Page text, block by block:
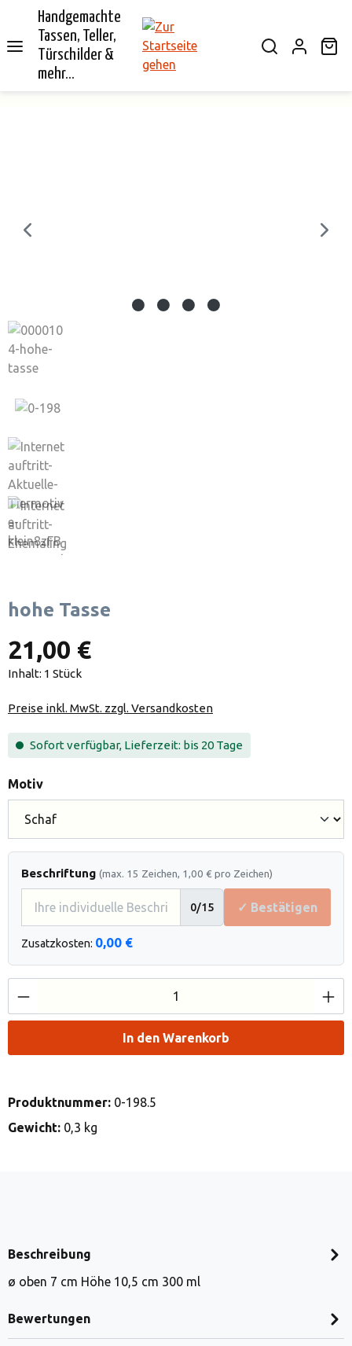
springen
Handgemachte
Tassen, Teller,
Türschilder &
mehr...
hohe Tasse
21,00 €
Inhalt: 1 Stück
Preise inkl. MwSt. zzgl. Versandkosten
Sofort verfügbar, Lieferzeit: bis 20 Tage
Motivauswählen
Beschriftung (max. 15 Zeichen, 1,00 € pro Zeichen)
0/15 ✓ Bestätigen
Zusatzkosten: 0,00 €
Produkt Anzahl: Gib den gewünschten
In den Warenkorb
Produktnummer: 0-198.5
Gewicht: 0,3 kg
Beschreibung
ø oben 7 cm Höhe 10,5 cm 300 ml
Bewertungen